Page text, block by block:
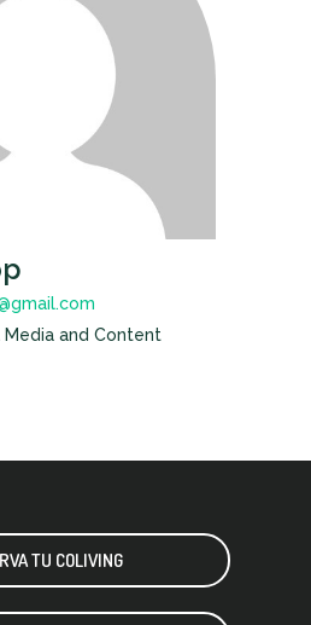
Media and Content
TU COLIVING